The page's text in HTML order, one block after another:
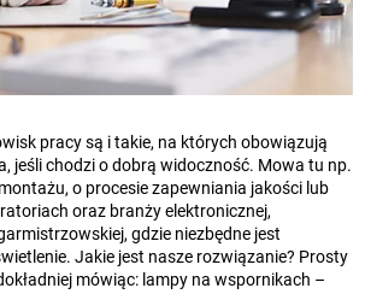
pracy są i takie, na których obowiązują
jeśli chodzi o dobrą widoczność. Mowa tu np.
o procesie zapewniania jakości lub
oraz branży elektronicznej,
gdzie niezbędne jest
Jakie jest nasze rozwiązanie? Prosty
mówiąc: lampy na wspornikach –